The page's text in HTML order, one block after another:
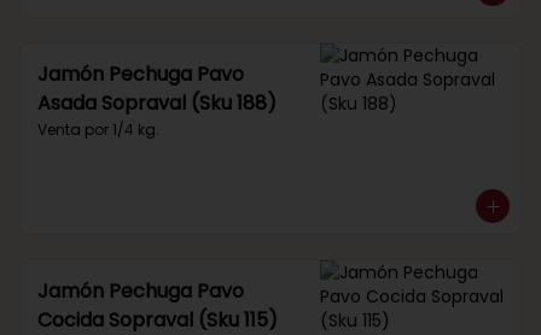
Jamón Pechuga Pavo
Asada Sopraval (Sku 188)
Venta por 1/4 kg.
Jamón Pechuga Pavo
Cocida Sopraval (Sku 115)